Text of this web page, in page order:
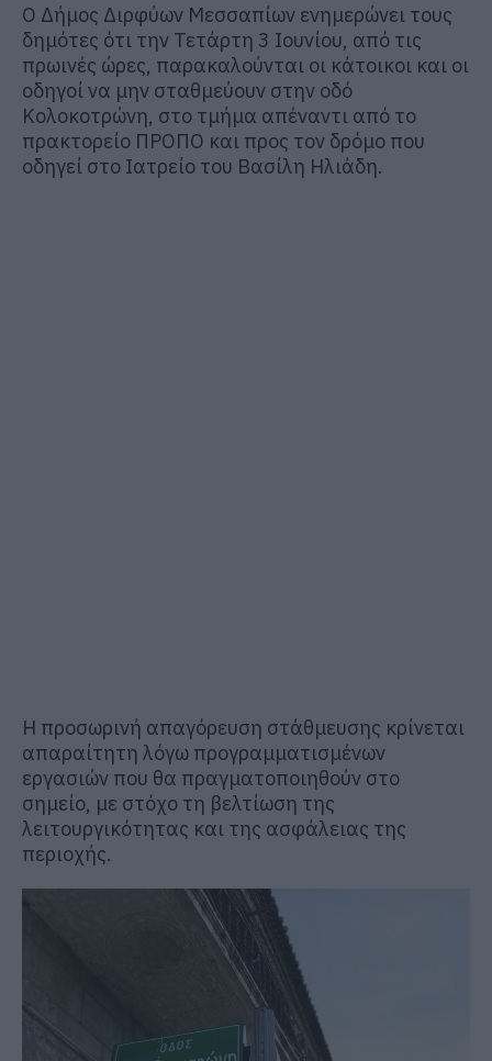
Ο Δήμος Διρφύων Μεσσαπίων ενημερώνει τους
δημότες ότι την Τετάρτη 3 Ιουνίου, από τις
πρωινές ώρες, παρακαλούνται οι κάτοικοι και οι
οδηγοί να μην σταθμεύουν στην οδό
Κολοκοτρώνη, στο τμήμα απέναντι από το
πρακτορείο ΠΡΟΠΟ και προς τον δρόμο που
οδηγεί στο Ιατρείο του Βασίλη Ηλιάδη.
Η προσωρινή απαγόρευση στάθμευσης κρίνεται
απαραίτητη λόγω προγραμματισμένων
εργασιών που θα πραγματοποιηθούν στο
σημείο, με στόχο τη βελτίωση της
λειτουργικότητας και της ασφάλειας της
περιοχής.